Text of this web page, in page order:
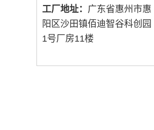
工厂地址： 广东省惠州市惠
阳区沙田镇佰迪智谷科创园
1号厂房11楼